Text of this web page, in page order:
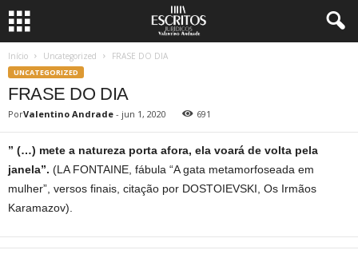
Início Uncategorized FRASE DO DIA
UNCATEGORIZED
FRASE DO DIA
PorValentino Andrade - jun 1, 2020 691
” (…) mete a natureza porta afora, ela voará de volta pela
janela”. (LA FONTAINE, fábula “A gata metamorfoseada em
mulher”, versos finais, citação por DOSTOIEVSKI, Os Irmãos
Karamazov).